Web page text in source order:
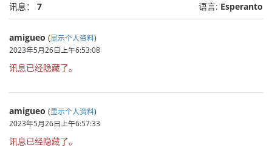
讯息： 7 语言: Esperanto
amigueo (显示个人资料)
2023年5月26日上午6:53:08
讯息已经隐藏了。
amigueo (显示个人资料)
2023年5月26日上午6:57:33
讯息已经隐藏了。